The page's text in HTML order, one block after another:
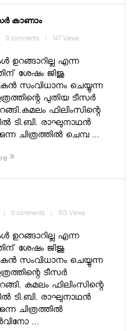
കാണാം
0 comments | 147 Views
ഉറങ്ങാറില്ല എന്ന
ശേഷം ജിജു
സംവിധാനം ചെയ്യുന്ന
പുതിയ ടീസര്‍
ഫിലിംസിന്റെ
ടി.ബി. രാഘുനാഥന്‍
ചിത്രത്തില്‍ ചെമ്പ ...
| 0 comments | 103 Views
ഉറങ്ങാറില്ല എന്ന
ശേഷം ജിജു
സംവിധാനം ചെയ്യുന്ന
ടീസർ
കമലം ഫിലിംസിന്റെ
ടി.ബി. രാഘുനാഥന്‍
ചിത്രത്തില്‍
...